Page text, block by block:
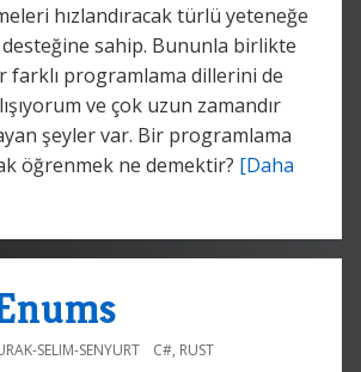
hızlandıracak türlü yeteneğe
sahip. Bununla birlikte
farklı programlama dillerini de
ve çok uzun zamandır
şeyler var. Bir programlama
öğrenmek ne demektir? [Daha
SELIM-SENYURT C#, RUST